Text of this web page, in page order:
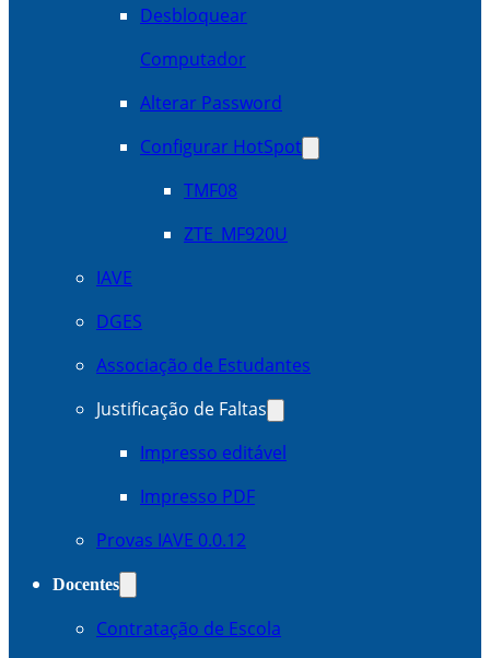
Desbloquear
Computador
Alterar Password
Configurar HotSpot
TMF08
ZTE_MF920U
IAVE
DGES
Associação de Estudantes
Justificação de Faltas
Impresso editável
Impresso PDF
Provas IAVE 0.0.12
Docentes
Contratação de Escola